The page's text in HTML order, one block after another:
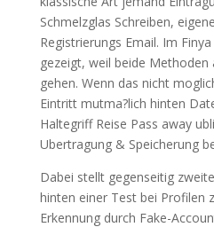
Schmelzglas Schreiben,
Registrierungs Email. Im
gezeigt, weil beide Methoden
gehen. Wenn das nicht
Eintritt mutma?lich hinten
Haltegriff Reise Pass away
Ubertragung & Speicherung
Dabei stellt gegenseitig
hinten einer Test bei Profilen
Erkennung durch Fake-